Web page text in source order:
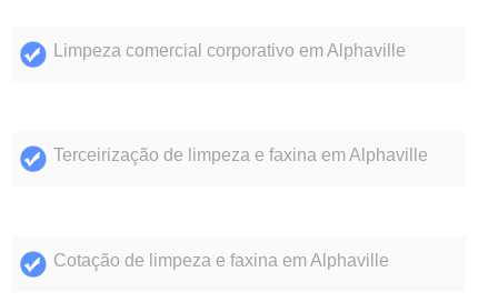
Limpeza comercial corporativo em Alphaville
Terceirização de limpeza e faxina em Alphaville
Cotação de limpeza e faxina em Alphaville